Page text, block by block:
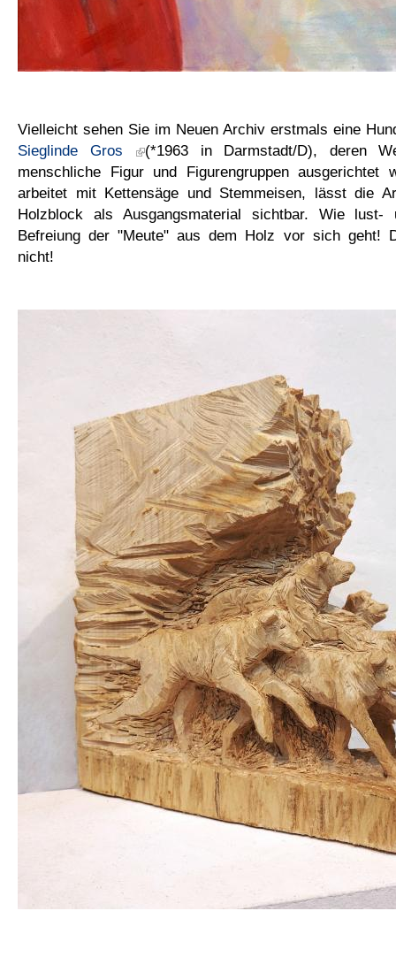
Vielleicht sehen Sie im Neuen Archiv erstmals eine
Sieglinde Gros
(*1963 in Darmstadt/D), deren
menschliche Figur und Figurengruppen ausgerichtet
arbeitet mit Kettensäge und Stemmeisen, lässt die
Holzblock als Ausgangsmaterial sichtbar. Wie lust-
Befreiung der "Meute" aus dem Holz vor sich geht!
nicht!